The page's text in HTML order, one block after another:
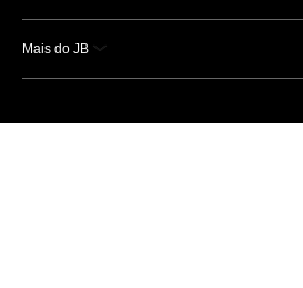
Mais do JB
Esportes